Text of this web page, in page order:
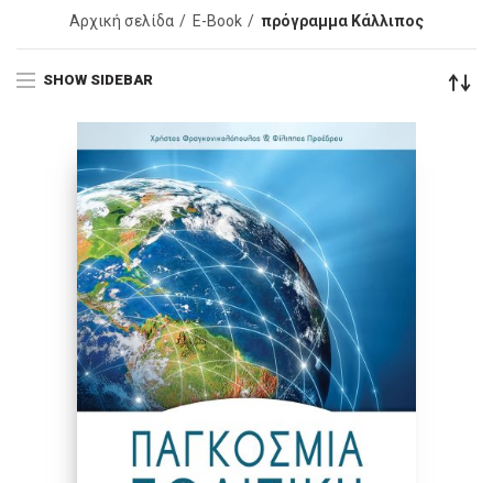
Αρχική σελίδα E-Book πρόγραμμα Κάλλιπος
SHOW SIDEBAR